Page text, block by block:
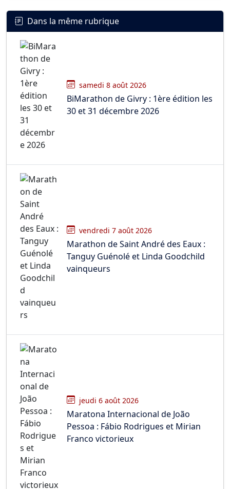
Dans la même rubrique
samedi 8 août 2026
BiMarathon de Givry : 1ère édition les
30 et 31 décembre 2026
vendredi 7 août 2026
Marathon de Saint André des Eaux :
Tanguy Guénolé et Linda Goodchild
vainqueurs
jeudi 6 août 2026
Maratona Internacional de João
Pessoa : Fábio Rodrigues et Mirian
Franco victorieux